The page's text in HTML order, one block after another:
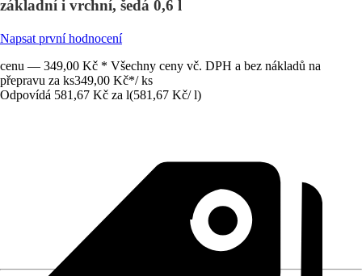
základní i vrchní, šedá 0,6 l
Napsat první hodnocení
cenu — 349,00 Kč * Všechny ceny vč. DPH a bez nákladů na
přepravu za ks349,00 Kč*/ ks
Odpovídá 581,67 Kč za l(581,67 Kč/ l)